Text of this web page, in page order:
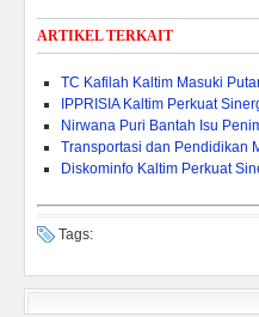
ARTIKEL TERKAIT
TC Kafilah Kaltim Masuki
IPPRISIA Kaltim Perkuat
Nirwana Puri Bantah Isu
Transportasi dan Pendidikan
Diskominfo Kaltim Perkuat
Tags: